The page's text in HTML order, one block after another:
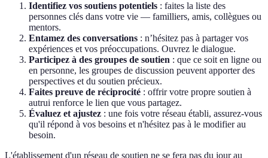
Identifiez vos soutiens potentiels : faites la liste des
personnes clés dans votre vie — familliers, amis, collègues ou
mentors.
Entamez des conversations : n’hésitez pas à partager vos
expériences et vos préoccupations. Ouvrez le dialogue.
Participez à des groupes de soutien : que ce soit en ligne ou
en personne, les groupes de discussion peuvent apporter des
perspectives et du soutien précieux.
Faites preuve de réciprocité : offrir votre propre soutien à
autrui renforce le lien que vous partagez.
Évaluez et ajustez : une fois votre réseau établi, assurez-vous
qu'il répond à vos besoins et n'hésitez pas à le modifier au
besoin.
L'établissement d'un réseau de soutien ne se fera pas du jour au